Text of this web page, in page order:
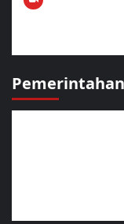
Pemerintahan